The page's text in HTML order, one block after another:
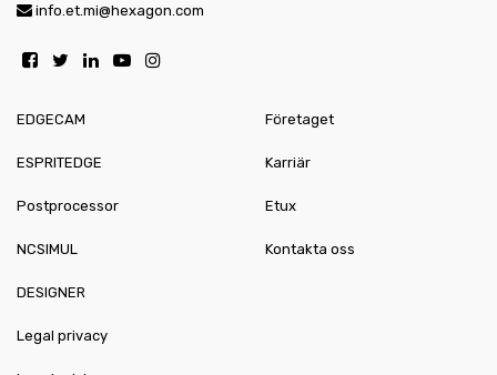
info.et.mi@hexagon.com
EDGECAM
ESPRITEDGE
Postprocessor
NCSIMUL
DESIGNER
Företaget
Karriär
Etux
Kontakta oss
Legal privacy